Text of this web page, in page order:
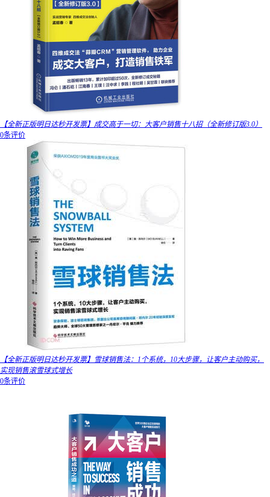
【全新正版明日达秒开发票】成交高于一切：大客户销售十八招（全新修订版3.0）
0条评价
【全新正版明日达秒开发票】雪球销售法：1个系统，10大步骤，让客户主动购买，
实现销售滚雪球式增长
0条评价